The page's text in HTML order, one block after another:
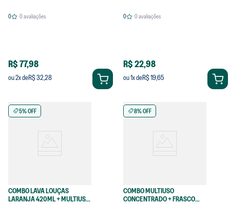
0 0avaliações
R$ 77,98
ou2x deR$ 32,28
0 0avaliações
R$ 22,98
ou1x deR$ 19,65
5% OFF
COMBO LAVA LOUÇAS
LARANJA 420ML + MULTIUSO
8% OFF
COMBO MULTIUSO
CONCENTRADO + FRASCO